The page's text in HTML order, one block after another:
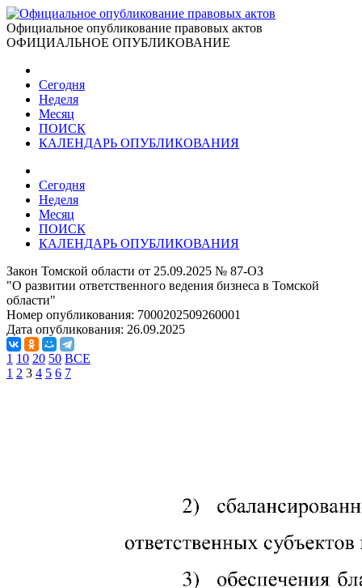
Официальное опубликование правовых актов
ОФИЦИАЛЬНОЕ ОПУБЛИКОВАНИЕ
Сегодня
Неделя
Месяц
ПОИСК
КАЛЕНДАРЬ ОПУБЛИКОВАНИЯ
Сегодня
Неделя
Месяц
ПОИСК
КАЛЕНДАРЬ ОПУБЛИКОВАНИЯ
Закон Томской области от 25.09.2025 № 87-ОЗ
"О развитии ответственного ведения бизнеса в Томской
области"
Номер опубликования: 7000202509260001
Дата опубликования: 26.09.2025
1 10 20 50 ВСЕ
1 2 3 4 5 6 7